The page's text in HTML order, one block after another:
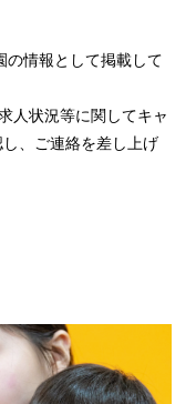
の情報として掲載して
人状況等に関してキャ
、ご連絡を差し上げ